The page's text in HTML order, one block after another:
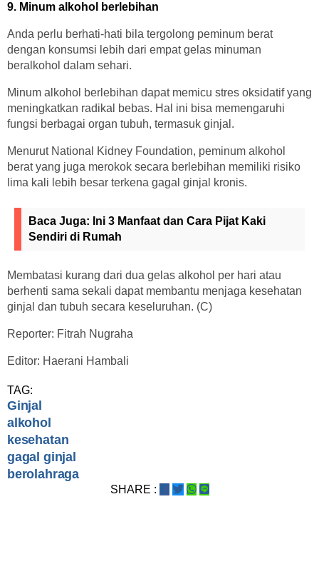
9. Minum alkohol berlebihan
Anda perlu berhati-hati bila tergolong peminum berat
dengan konsumsi lebih dari empat gelas minuman
beralkohol dalam sehari.
Minum alkohol berlebihan dapat memicu stres oksidatif yang
meningkatkan radikal bebas. Hal ini bisa memengaruhi
fungsi berbagai organ tubuh, termasuk ginjal.
Menurut National Kidney Foundation, peminum alkohol
berat yang juga merokok secara berlebihan memiliki risiko
lima kali lebih besar terkena gagal ginjal kronis.
Baca Juga: Ini 3 Manfaat dan Cara Pijat Kaki
Sendiri di Rumah
Membatasi kurang dari dua gelas alkohol per hari atau
berhenti sama sekali dapat membantu menjaga kesehatan
ginjal dan tubuh secara keseluruhan. (C)
Reporter: Fitrah Nugraha
Editor: Haerani Hambali
TAG:
Ginjal
alkohol
kesehatan
gagal ginjal
berolahraga
SHARE :